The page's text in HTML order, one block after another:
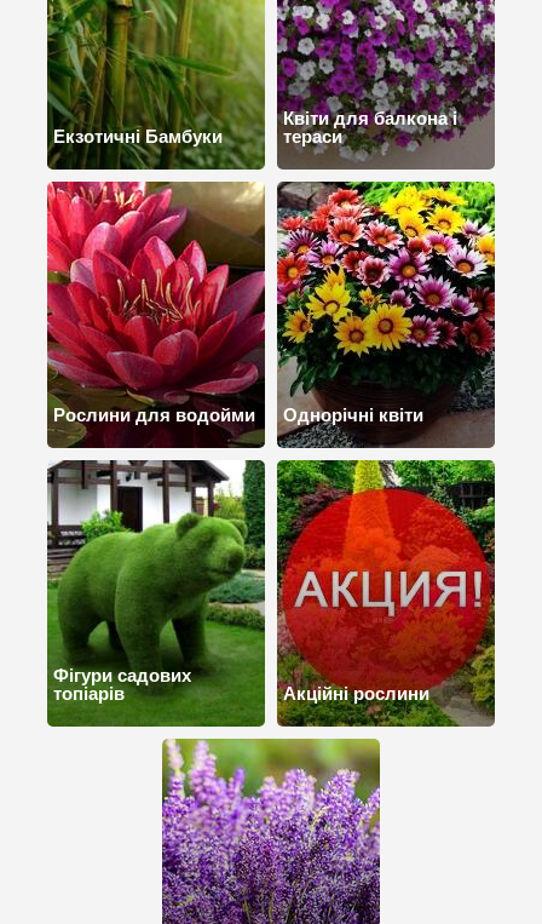
Екзотичні Бамбуки
Квіти для балкона і
тераси
Рослини для водойми Однорічні квіти
Фігури садових
топіарів
Акційні рослини